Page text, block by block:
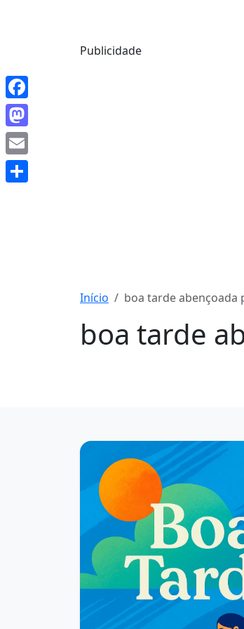
Publicidade
Início boa tarde abençoada
boa tarde
Facebook
Mastodon
Email